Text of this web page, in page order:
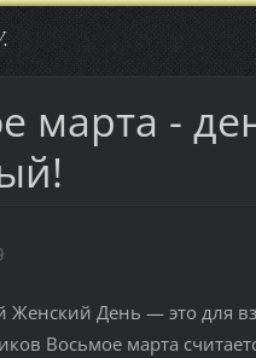
марта -
День — это для
Восьмое марта